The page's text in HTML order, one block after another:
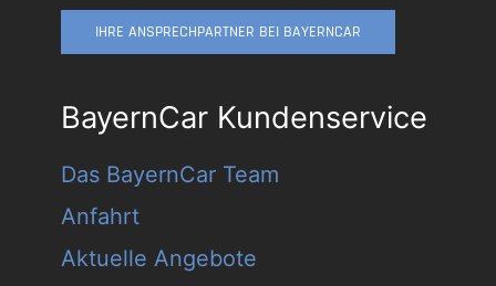
IHRE ANSPRECHPARTNER BEI BAYERNCAR
BayernCar Kundenservice
Das BayernCar Team
Anfahrt
Aktuelle Angebote